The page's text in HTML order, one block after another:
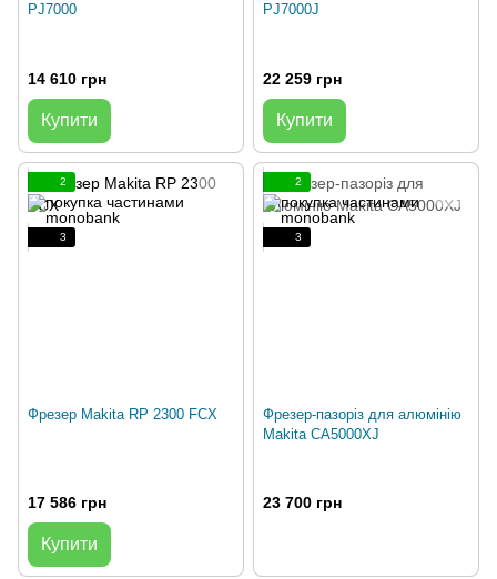
PJ7000
14 610 грн
Купити
PJ7000J
22 259 грн
Купити
2
3
Фрезер Makita RP 2300 FCX
17 586 грн
Купити
2
3
Фрезер-пазоріз для алюмінію
Makita CA5000XJ
23 700 грн